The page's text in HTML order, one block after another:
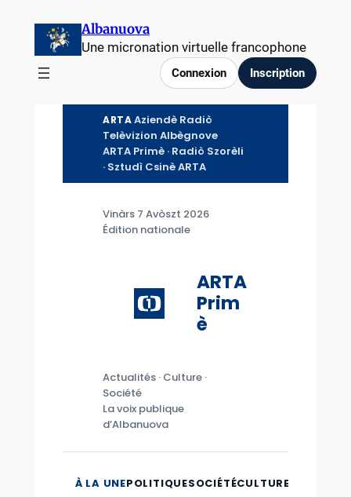
contenu
Albanuova
Une micronation virtuelle francophone
Connexion Inscription
ARTA Aziendè Radiò
Telèvizion Albègnove
ARTA Primè · Radiò Szorèli
· Sztudì Csinè ARTA
Vinàrs 7 Avòszt 2026
Édition nationale
ARTA
Prim
è
Actualités · Culture ·
Société
La voix publique
d’Albanuova
À LA UNEPOLITIQUESOCIÉTÉCULTURE